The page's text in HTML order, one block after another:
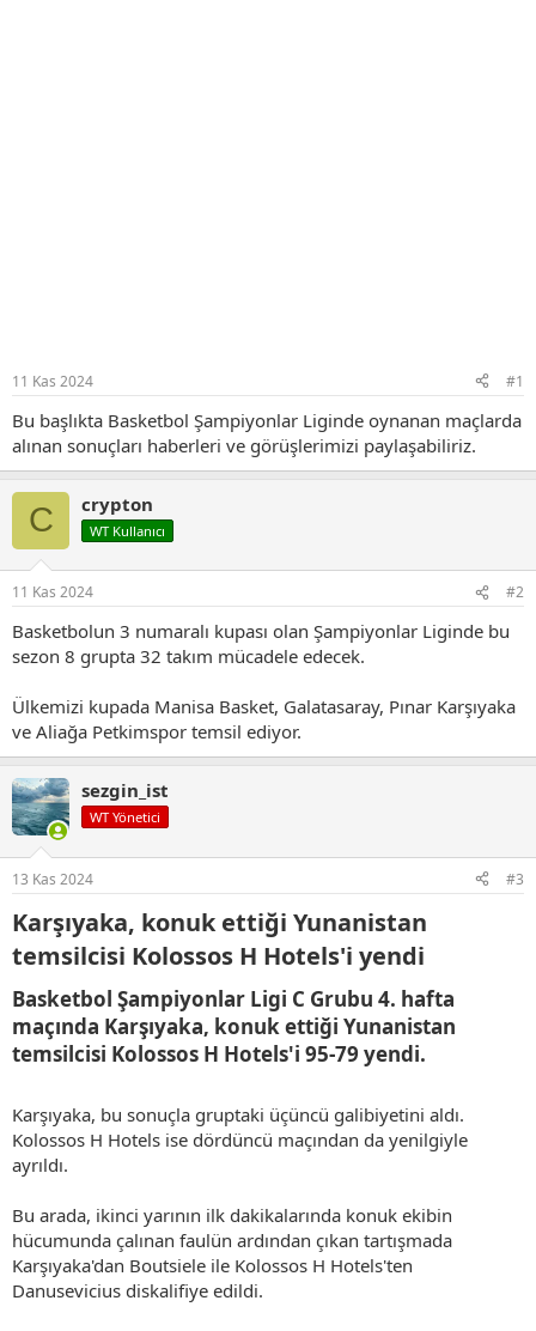
11 Kas 2024 #1
Bu başlıkta Basketbol Şampiyonlar Liginde oynanan maçlarda
alınan sonuçları haberleri ve görüşlerimizi paylaşabiliriz.
C crypton
WT Kullanıcı
11 Kas 2024 #2
Basketbolun 3 numaralı kupası olan Şampiyonlar Liginde bu
sezon 8 grupta 32 takım mücadele edecek.
Ülkemizi kupada Manisa Basket, Galatasaray, Pınar Karşıyaka
ve Aliağa Petkimspor temsil ediyor.
sezgin_ist
WT Yönetici
13 Kas 2024 #3
Karşıyaka, konuk ettiği Yunanistan
temsilcisi Kolossos H Hotels'i yendi​
Basketbol Şampiyonlar Ligi C Grubu 4. hafta
maçında Karşıyaka, konuk ettiği Yunanistan
temsilcisi Kolossos H Hotels'i 95-79 yendi.​
Karşıyaka, bu sonuçla gruptaki üçüncü galibiyetini aldı.
Kolossos H Hotels ise dördüncü maçından da yenilgiyle
ayrıldı.
Bu arada, ikinci yarının ilk dakikalarında konuk ekibin
hücumunda çalınan faulün ardından çıkan tartışmada
Karşıyaka'dan Boutsiele ile Kolossos H Hotels'ten
Danusevicius diskalifiye edildi.